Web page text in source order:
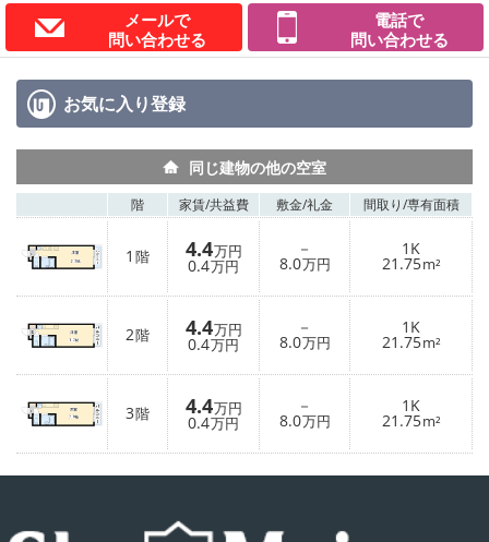
メールで
問い合わせる
電話で
問い合わせる
お気に入り登録
同じ建物の他の空室
階 家賃/共益費 敷金/礼金 間取り/専有面積
1 階 4.4万円
0.4万円
－
8.0万円
1K
21.75m²
2階 4.4万円
0.4万円
－
8.0万円
1K
21.75m²
3階 4.4万円
0.4万円
－
8.0万円
1K
21.75m²